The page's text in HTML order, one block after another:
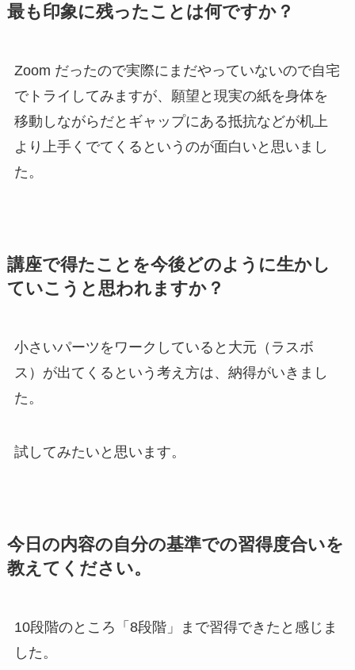
最も印象に残ったことは何ですか？
Zoom だったので実際にまだやっていないので自宅
でトライしてみますが、願望と現実の紙を身体を
移動しながらだとギャップにある抵抗などが机上
より上手くでてくるというのが面白いと思いまし
た。
講座で得たことを今後どのように生かし
ていこうと思われますか？
小さいパーツをワークしていると大元（ラスボ
ス）が出てくるという考え方は、納得がいきまし
た。
試してみたいと思います。
今日の内容の自分の基準での習得度合いを
教えてください。
10段階のところ「8段階」まで習得できたと感じま
した。